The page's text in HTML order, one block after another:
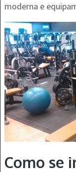
moderna e
Como se